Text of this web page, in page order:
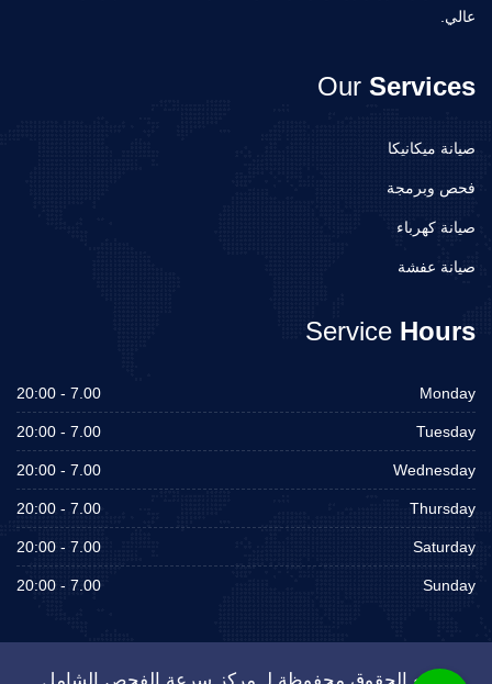
عالي.
Our Services
صيانة ميكانيكا
فحص وبرمجة
صيانة كهرباء
صيانة عفشة
Service Hours
Monday
7.00 - 20:00
Tuesday
7.00 - 20:00
Wednesday
7.00 - 20:00
Thursday
7.00 - 20:00
Saturday
7.00 - 20:00
Sunday
7.00 - 20:00